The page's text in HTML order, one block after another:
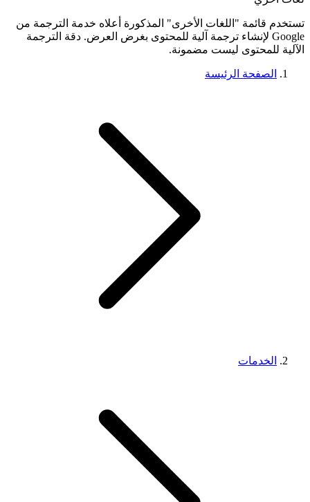
تستخدم قائمة "اللغات الأخرى" المذكورة أعلاه خدمة الترجمة من
Google لإنشاء ترجمة آلية للمحتوى بغرض العرض. دقة الترجمة
الآلية للمحتوى ليست مضمونة.
الصفحة الرئيسة
الخدمات